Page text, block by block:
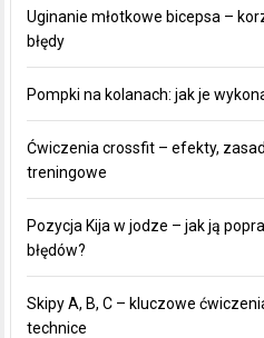
Uginanie młotkowe bicepsa –
błędy
Pompki na kolanach: jak je
Ćwiczenia crossfit – efekty,
treningowe
Pozycja Kija w jodze – jak ją
błędów?
Skipy A, B, C – kluczowe
technice